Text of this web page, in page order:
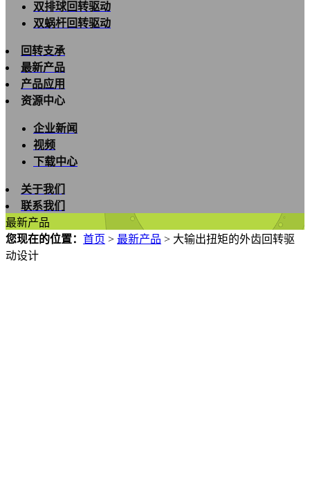
双排球回转驱动
双蜗杆回转驱动
回转支承
最新产品
产品应用
资源中心
企业新闻
视频
下载中心
关于我们
联系我们
最新产品
您现在的位置： 首页 > 最新产品 > 大输出扭矩的外齿回转驱
动设计